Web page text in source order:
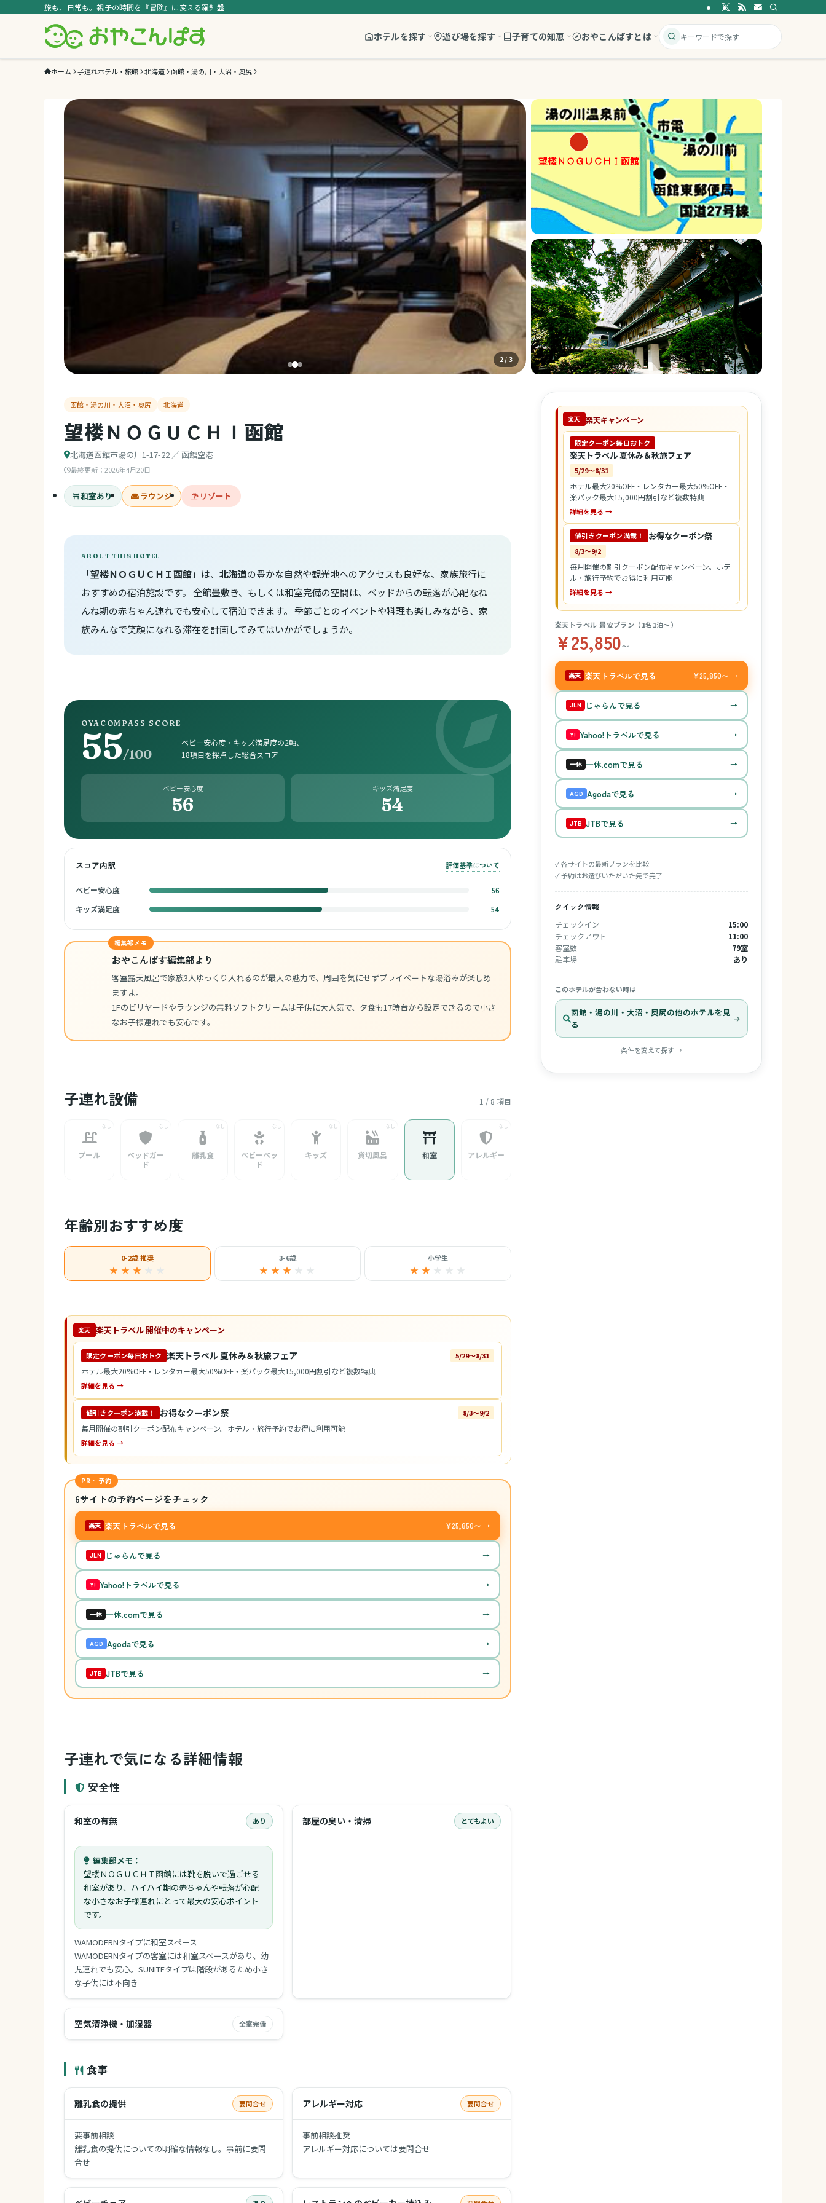
旅も、日常も。親子の時間を『冒険』に変える羅針盤
ホテルを探す 遊び場を探す 子育ての知恵 おやこんぱすとは
ホーム 子連れホテル・旅館 北海道 函館・湯の川・大沼・奥尻
3/ 3
函館・湯の川・大沼・奥尻 北海道
望楼ＮＯＧＵＣＨＩ函館
北海道函館市湯の川1-17-22 ／ 函館空港
最終更新： 2026年4月20日
和室あり ラウンジ リゾート
ABOUT THIS HOTEL
「望楼ＮＯＧＵＣＨＩ函館」は、 北海道の豊かな自然や観光地へのアクセスも良好な、家族旅行に
おすすめの宿泊施設です。 全館畳敷き、もしくは和室完備の空間は、ベッドからの転落が心配なね
んね期の赤ちゃん連れでも安心して宿泊できます。 季節ごとのイベントや料理も楽しみながら、家
族みんなで笑顔になれる滞在を計画してみてはいかがでしょうか。
OYACOMPASS SCORE
55/100
ベビー安心度・キッズ満足度の2軸、
18項目を採点した総合スコア
ベビー安心度
56
キッズ満足度
54
スコア内訳 評価基準について
ベビー安心度
56
キッズ満足度
54
編集部メモ
おやこんぱす編集部より
客室露天風呂で家族3人ゆっくり入れるのが最大の魅力で、周囲を気にせずプライベートな湯浴みが楽しめ
ますよ。
1Fのビリヤードやラウンジの無料ソフトクリームは子供に大人気で、夕食も17時台から設定できるので小さ
なお子様連れでも安心です。
子連れ設備 1 / 8 項目
プール
ベッドガー
ド
離乳食
ベビーベッ
ド
キッズ 貸切風呂 和室 アレルギー
年齢別おすすめ度
0-2歳 推奨
★ ★ ★ ★ ★
3-6歳
★ ★ ★ ★ ★
小学生
★ ★ ★ ★ ★
楽天 楽天トラベル 開催中のキャンペーン
限定クーポン毎日おトク 楽天トラベル 夏休み＆秋旅フェア 5/29〜8/31
ホテル最大20%OFF・レンタカー最大50%OFF・楽パック最大15,000円割引など複数特典
詳細を見る →
値引きクーポン満載！ お得なクーポン祭 8/3〜9/2
毎月開催の割引クーポン配布キャンペーン。ホテル・旅行予約でお得に利用可能
詳細を見る →
PR · 予約
6サイトの予約ページをチェック
楽天 楽天トラベルで見る ¥25,850〜 →
JLN じゃらんで見る →
Y! Yahoo!トラベルで見る →
一休 一休.comで見る →
AGD Agodaで見る →
JTB JTBで見る →
子連れで気になる詳細情報
安全性
和室の有無 あり
編集部メモ：
望楼ＮＯＧＵＣＨＩ函館には靴を脱いで過ごせる
和室があり、ハイハイ期の赤ちゃんや転落が心配
な小さなお子様連れにとって最大の安心ポイント
です。
WAMODERNタイプに和室スペース
WAMODERNタイプの客室には和室スペースがあり、幼
児連れでも安心。SUNITEタイプは階段があるため小さ
な子供には不向き
部屋の臭い・清掃 とてもよい
空気清浄機・加湿器 全室完備
食事
離乳食の提供 要問合せ
要事前相談
離乳食の提供についての明確な情報なし。事前に要問
合せ
アレルギー対応 要問合せ
事前相談推奨
アレルギー対応については要問合せ
楽天 楽天キャンペーン
限定クーポン毎日おトク
楽天トラベル 夏休み＆秋旅フェア
5/29〜8/31
ホテル最大20%OFF・レンタカー最大50%OFF・
楽パック最大15,000円割引など複数特典
詳細を見る →
値引きクーポン満載！ お得なクーポン祭
8/3〜9/2
毎月開催の割引クーポン配布キャンペーン。ホテ
ル・旅行予約でお得に利用可能
詳細を見る →
楽天トラベル 最安プラン（1名1泊〜）
¥25,850〜
楽天 楽天トラベルで見る ¥25,850〜 →
JLN じゃらんで見る →
Y! Yahoo!トラベルで見る →
一休 一休.comで見る →
AGD Agodaで見る →
JTB JTBで見る →
✓ 各サイトの最新プランを比較
✓ 予約はお選びいただいた先で完了
クイック情報
チェックイン
15:00
チェックアウト
11:00
客室数
79室
駐車場
あり
このホテルが合わない時は
函館・湯の川・大沼・奥尻の他のホテルを見
る
条件を変えて探す →